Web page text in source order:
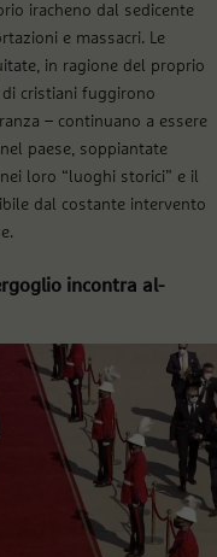
iracheno dal sedicente
e massacri. Le
in ragione del proprio
di cristiani fuggirono
– continuano a essere
paese, soppiantate
loro “luoghi storici” e il
dal costante intervento
incontra al-